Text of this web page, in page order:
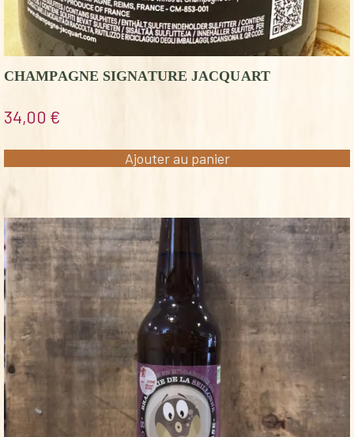
CHAMPAGNE SIGNATURE JACQUART
34,00 €
Ajouter au panier